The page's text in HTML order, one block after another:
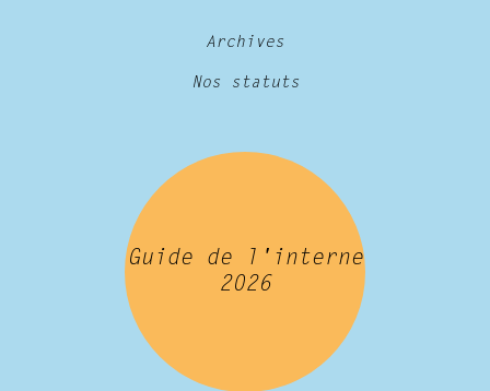
Archives
Nos statuts
Guide de l'interne
2026